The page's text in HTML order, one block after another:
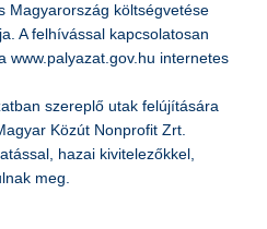
Magyarország költségvetése
A felhívással kapcsolatosan
www.palyazat.gov.hu internetes
szereplő utak felújítására
Közút Nonprofit Zrt.
hazai kivitelezőkkel,
meg.